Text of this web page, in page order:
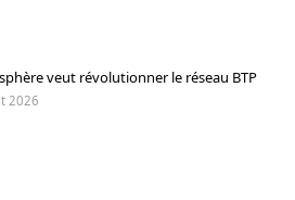
veut révolutionner le réseau BTP
2026